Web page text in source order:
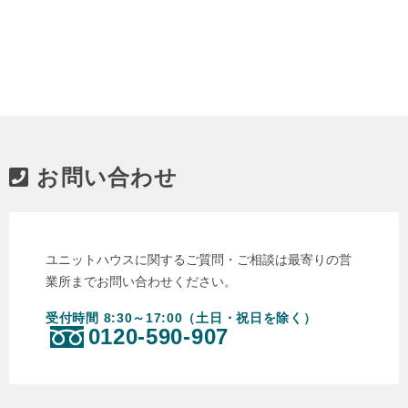
お問い合わせ
ユニットハウスに関するご質問・ご相談は最寄りの営
業所までお問い合わせください。
受付時間 8:30～17:00（土日・祝日を除く）
0120-590-907